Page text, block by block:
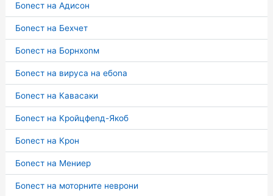
Боnест на Адисон
Боnест на Бехчет
Боnест на Борнхоnм
Боnест на вируса на ебоnа
Боnест на Кавасаки
Боnест на Кройцфеnд-Якоб
Боnест на Крон
Боnест на Мениер
Боnест на моторните неврони